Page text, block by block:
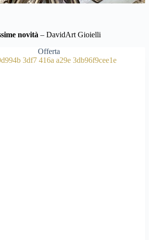
novità – DavidArt Gioielli
Offerta